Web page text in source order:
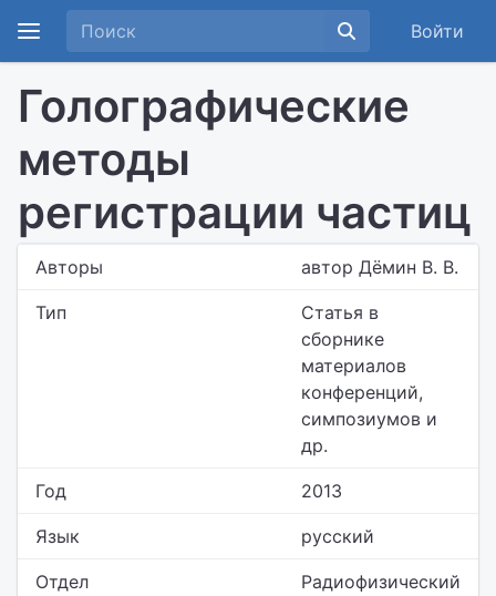
Войти
Голографические
методы
регистрации частиц
Авторы автор Дёмин В. В.
Тип
Статья в
сборнике
материалов
конференций,
симпозиумов и
др.
Год 2013
Язык русский
Отдел
Радиофизический